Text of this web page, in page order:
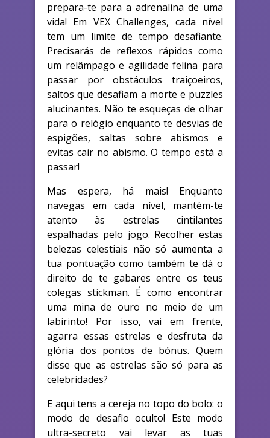
prepara-te para a adrenalina de uma
vida! Em VEX Challenges, cada nível
tem um limite de tempo desafiante.
Precisarás de reflexos rápidos como
um relâmpago e agilidade felina para
passar por obstáculos traiçoeiros,
saltos que desafiam a morte e puzzles
alucinantes. Não te esqueças de olhar
para o relógio enquanto te desvias de
espigões, saltas sobre abismos e
evitas cair no abismo. O tempo está a
passar!
Mas espera, há mais! Enquanto
navegas em cada nível, mantém-te
atento às estrelas cintilantes
espalhadas pelo jogo. Recolher estas
belezas celestiais não só aumenta a
tua pontuação como também te dá o
direito de te gabares entre os teus
colegas stickman. É como encontrar
uma mina de ouro no meio de um
labirinto! Por isso, vai em frente,
agarra essas estrelas e desfruta da
glória dos pontos de bónus. Quem
disse que as estrelas são só para as
celebridades?
E aqui tens a cereja no topo do bolo: o
modo de desafio oculto! Este modo
ultra-secreto vai levar as tuas